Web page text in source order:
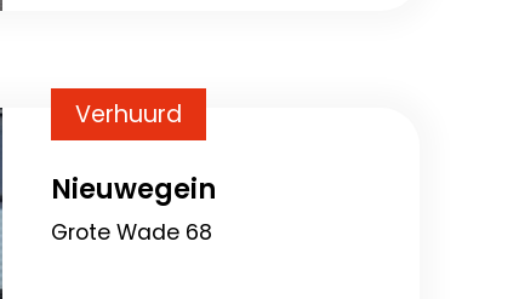
Verhuurd
Nieuwegein
Grote Wade 68